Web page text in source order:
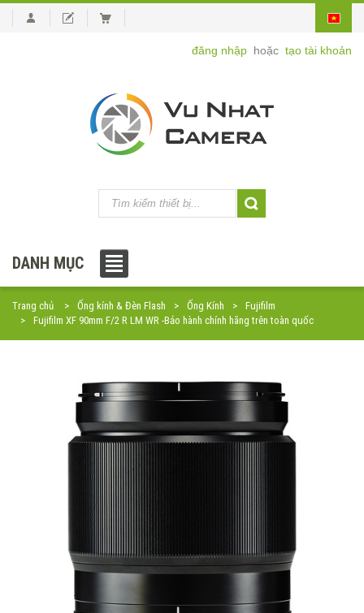
đăng nhập hoặc tạo tài khoản
DANH MỤC
Trang chủ Ống kính & Đèn Flash Ống Kính
Fujifilm
Fujifilm XF 90mm F/2 R LM WR -Bảo hành chính hãng trên toàn quốc